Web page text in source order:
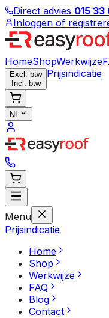
Direct advies 015
Inloggen of
HomeShopWerkwijze
Excl. btw
Incl. btw
Prijsindicatie
NL
Menu
Prijsindicatie
Home
Shop
Werkwijze
FAQ
Blog
Contact